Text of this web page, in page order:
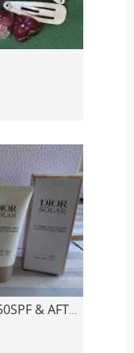
2 DIOR SOLAR SUN CREAM 50SPF & AFTER SUN - WENIG G